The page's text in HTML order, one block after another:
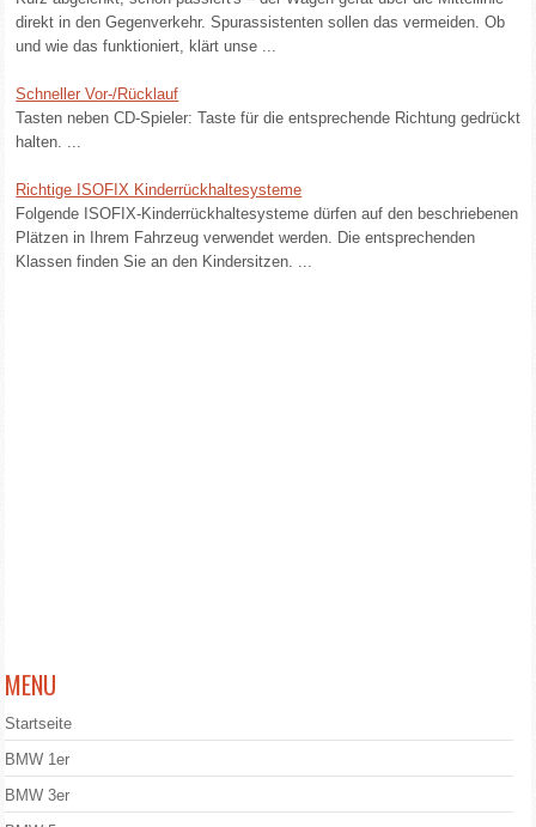
direkt in den Gegenverkehr. Spurassistenten sollen das vermeiden. Ob
und wie das funktioniert, klärt unse ...
Schneller Vor-/Rücklauf
Tasten neben CD-Spieler: Taste für die entsprechende Richtung gedrückt
halten. ...
Richtige ISOFIX Kinderrückhaltesysteme
Folgende ISOFIX-Kinderrückhaltesysteme dürfen auf den beschriebenen
Plätzen in Ihrem Fahrzeug verwendet werden. Die entsprechenden
Klassen finden Sie an den Kindersitzen. ...
MENU
Startseite
BMW 1er
BMW 3er